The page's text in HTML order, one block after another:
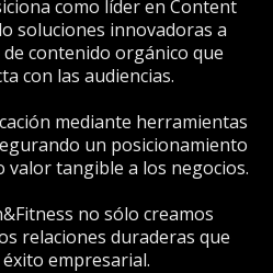
como líder en Content
soluciones innovadoras a
contenido orgánico que
con las audiencias.
mediante herramientas
un posicionamiento
valor tangible a los negocios.
no sólo creamos
relaciones duraderas que
empresarial.